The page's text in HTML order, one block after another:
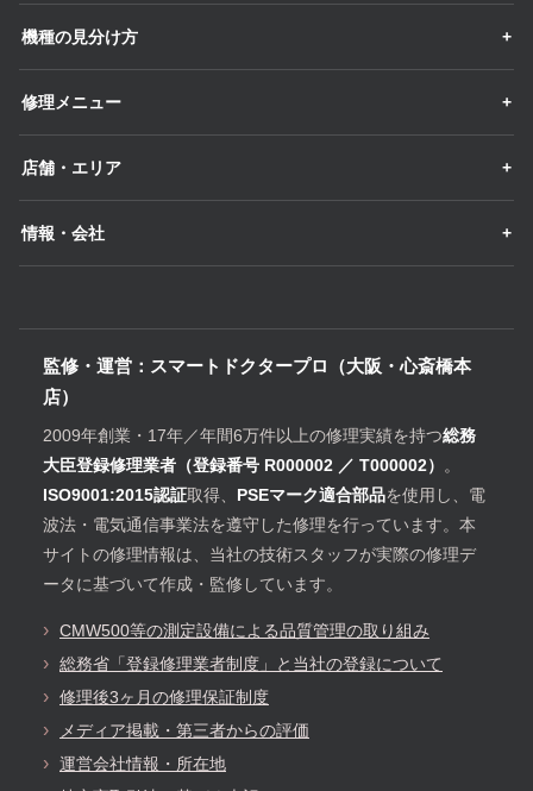
機種の見分け方
修理メニュー
店舗・エリア
情報・会社
監修・運営：スマートドクタープロ（大阪・心斎橋本
店）
2009年創業・17年／年間6万件以上の修理実績を持つ総務
大臣登録修理業者（登録番号 R000002 ／ T000002）
。
ISO9001:2015認証取得、 PSEマーク適合部品を使用し、電
波法・電気通信事業法を遵守した修理を行っています。本
サイトの修理情報は、当社の技術スタッフが実際の修理デ
ータに基づいて作成・監修しています。
CMW500等の測定設備による品質管理の取り組み
総務省「登録修理業者制度」と当社の登録について
修理後3ヶ月の修理保証制度
メディア掲載・第三者からの評価
運営会社情報・所在地